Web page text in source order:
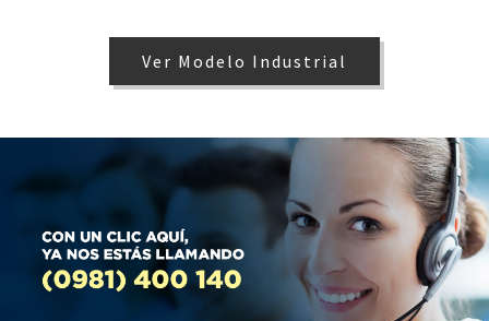
Ver Modelo Industrial